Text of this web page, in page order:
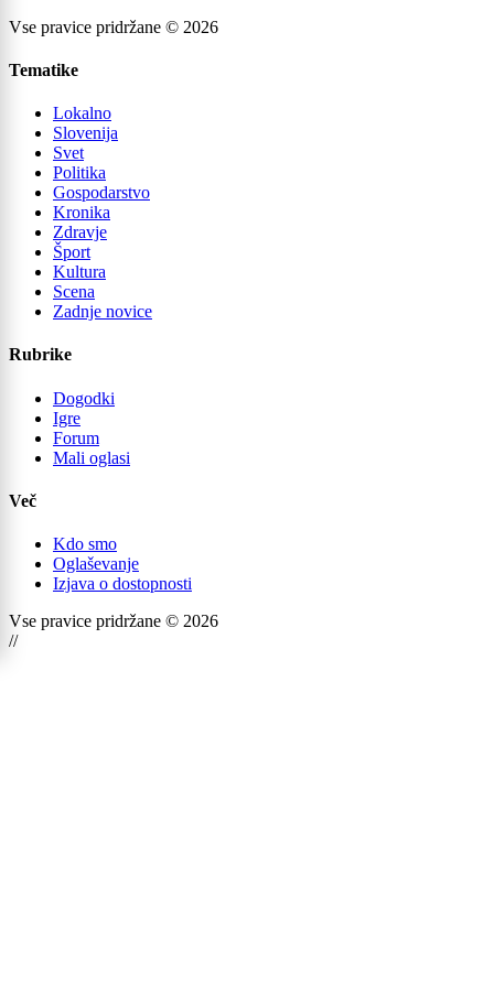
Vse pravice pridržane © 2026
Tematike
Lokalno
Slovenija
Svet
Politika
Gospodarstvo
Kronika
Zdravje
Šport
Kultura
Scena
Zadnje novice
Rubrike
Dogodki
Igre
Forum
Mali oglasi
Več
Kdo smo
Oglaševanje
Izjava o dostopnosti
Vse pravice pridržane © 2026
//